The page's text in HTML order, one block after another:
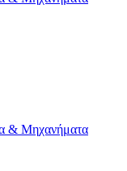
& Μηχανήματα